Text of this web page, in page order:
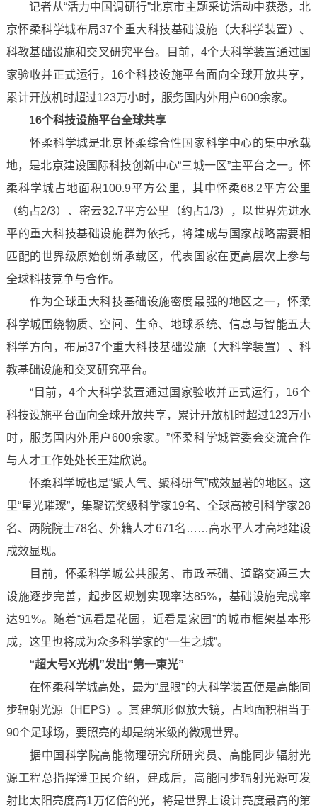
记者从“活力中国调研行”北京市主题采访活动中获悉，北
京怀柔科学城布局37个重大科技基础设施（大科学装置）、
科教基础设施和交叉研究平台。目前，4个大科学装置通过国
家验收并正式运行，16个科技设施平台面向全球开放共享，
累计开放机时超过123万小时，服务国内外用户600余家。
16个科技设施平台全球共享
怀柔科学城是北京怀柔综合性国家科学中心的集中承载
地，是北京建设国际科技创新中心“三城一区”主平台之一。怀
柔科学城占地面积100.9平方公里，其中怀柔68.2平方公里
（约占2/3）、密云32.7平方公里（约占1/3），以世界先进水
平的重大科技基础设施群为依托，将建成与国家战略需要相
匹配的世界级原始创新承载区，代表国家在更高层次上参与
全球科技竞争与合作。
作为全球重大科技基础设施密度最强的地区之一，怀柔
科学城围绕物质、空间、生命、地球系统、信息与智能五大
科学方向，布局37个重大科技基础设施（大科学装置）、科
教基础设施和交叉研究平台。
“目前，4个大科学装置通过国家验收并正式运行，16个
科技设施平台面向全球开放共享，累计开放机时超过123万小
时，服务国内外用户600余家。”怀柔科学城管委会交流合作
与人才工作处处长王建欣说。
怀柔科学城也是“聚人气、聚科研气”成效显著的地区。这
里“星光璀璨”，集聚诺奖级科学家19名、全球高被引科学家28
名、两院院士78名、外籍人才671名……高水平人才高地建设
成效显现。
目前，怀柔科学城公共服务、市政基础、道路交通三大
设施逐步完善，起步区规划实现率达85%，基础设施完成率
达91%。随着“远看是花园，近看是家园”的城市框架基本形
成，这里也将成为众多科学家的“一生之城”。
“超大号X光机”发出“第一束光”
在怀柔科学城高处，最为“显眼”的大科学装置便是高能同
步辐射光源（HEPS）。其建筑形似放大镜，占地面积相当于
90个足球场，要照亮的却是纳米级的微观世界。
据中国科学院高能物理研究所研究员、高能同步辐射光
源工程总指挥潘卫民介绍，建成后，高能同步辐射光源可发
射比太阳亮度高1万亿倍的光，将是世界上设计亮度最高的第